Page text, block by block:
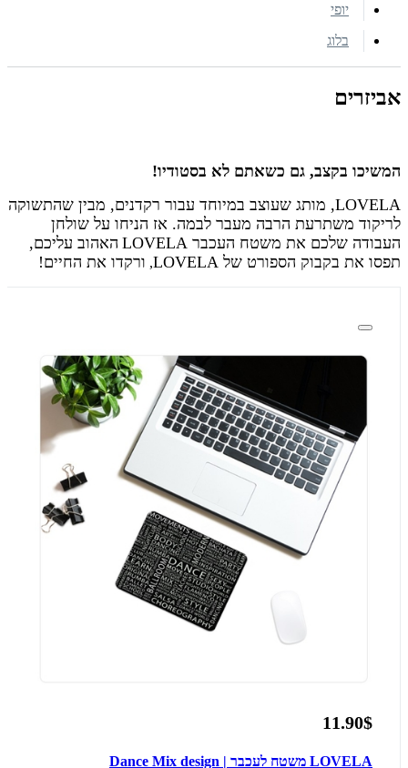
יופי
בלוג
אביזרים
המשיכו בקצב, גם כשאתם לא בסטודיו!
LOVELA, מותג שעוצב במיוחד עבור רקדנים, מבין שהתשוקה
לריקוד משתרעת הרבה מעבר לבמה. אז הניחו על שולחן
העבודה שלכם את משטח העכבר LOVELA האהוב עליכם,
תפסו את בקבוק הספורט של LOVELA
, ורקדו את החיים!
11.90$
LOVELA משטח לעכבר | Dance Mix design